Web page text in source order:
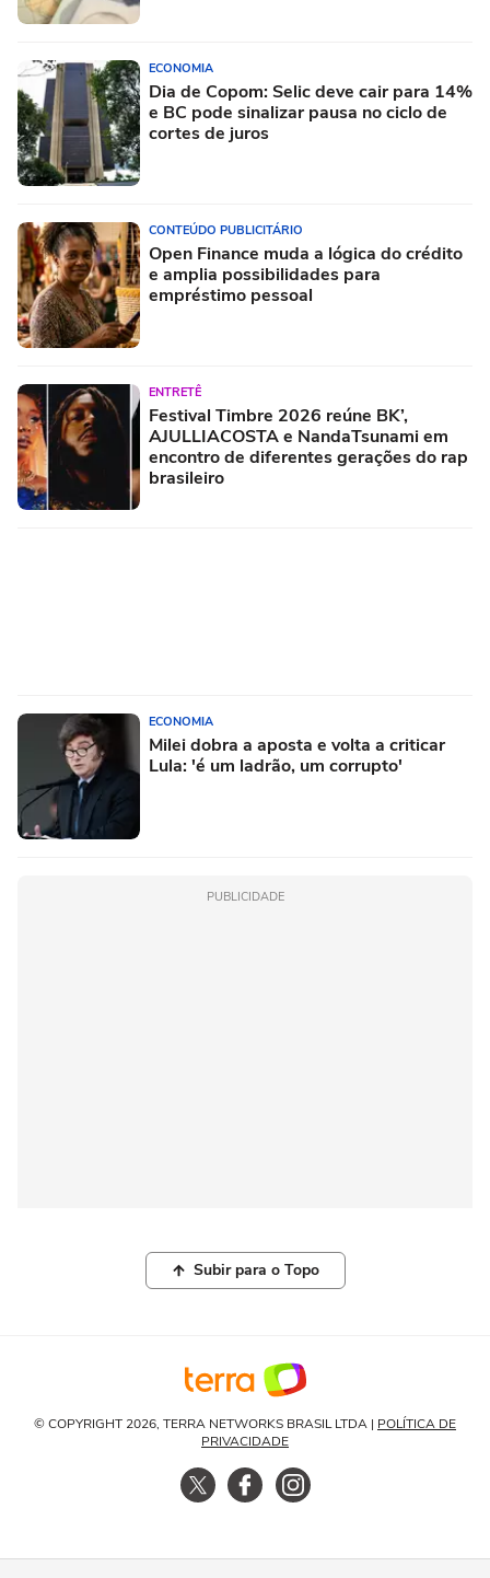
ECONOMIA
Dia de Copom: Selic deve cair para 14%
e BC pode sinalizar pausa no ciclo de
cortes de juros
CONTEÚDO PUBLICITÁRIO
Open Finance muda a lógica do crédito
e amplia possibilidades para
empréstimo pessoal
ENTRETÊ
Festival Timbre 2026 reúne BK’,
AJULLIACOSTA e NandaTsunami em
encontro de diferentes gerações do rap
brasileiro
ECONOMIA
Milei dobra a aposta e volta a criticar
Lula: 'é um ladrão, um corrupto'
PUBLICIDADE
Subir para o Topo
© COPYRIGHT 2026, TERRA NETWORKS BRASIL LTDA | POLÍTICA DE
PRIVACIDADE